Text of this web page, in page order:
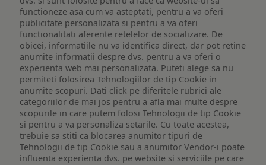
functioneze asa cum va asteptati, pentru a va oferi
publicitate personalizata si pentru a va oferi
functionalitati aferente retelelor de socializare. De
obicei, informatiile nu va identifica direct, dar pot retine
anumite informatii despre dvs. pentru a va oferi o
experienta web mai personalizata. Puteti alege sa nu
permiteti folosirea Tehnologiilor de tip Cookie in
anumite scopuri. Dati click pe diferitele rubrici ale
categoriilor de mai jos pentru a afla mai multe despre
scopurile in care putem folosi Tehnologii de tip Cookie
si pentru a va personaliza setarile. Cu toate acestea,
trebuie sa stiti ca blocarea anumitor tipuri de
Tehnologii de tip Cookie sau a anumitor Vendor-i poate
influenta experienta dvs. pe website si serviciile pe care